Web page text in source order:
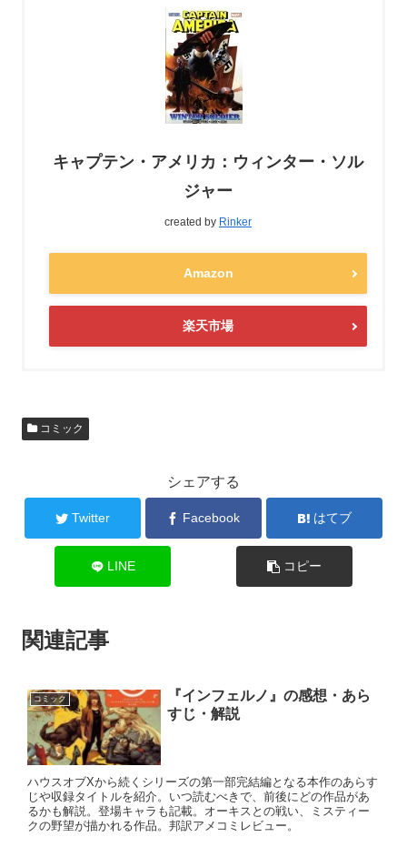
キャプテン・アメリカ：ウィンター・ソル
ジャー
created by Rinker
Amazon
楽天市場
コミック
シェアする
Twitter Facebook はてブ
LINE コピー
関連記事
コミック
『インフェルノ』の感想・あら
すじ・解説
ハウスオブXから続くシリーズの第一部完結編となる本作のあらす
じや収録タイトルを紹介。いつ読むべきで、前後にどの作品があ
るかも解説。登場キャラも記載。オーキスとの戦い、ミスティー
クの野望が描かれる作品。邦訳アメコミレビュー。